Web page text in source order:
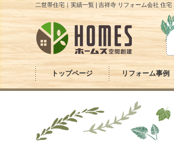
二世帯住宅｜実績一覧 | 吉祥寺 リフォーム会社 住
トップページ リフォーム事例